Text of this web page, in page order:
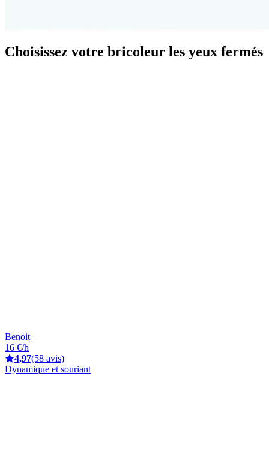
Choisissez votre bricoleur les yeux fermés
Benoit
16 €/h
4,97(58 avis)
Dynamique et souriant